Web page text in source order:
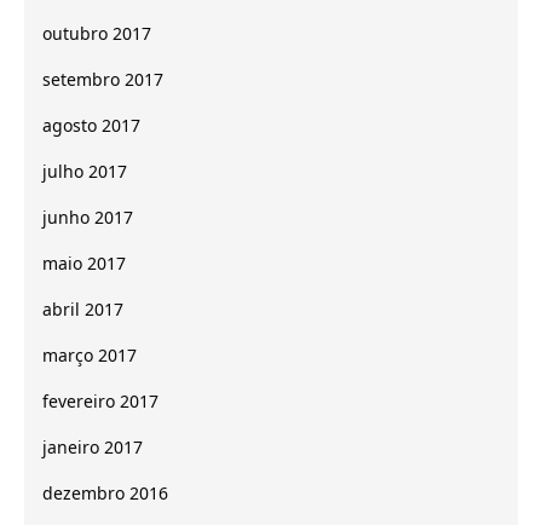
outubro 2017
setembro 2017
agosto 2017
julho 2017
junho 2017
maio 2017
abril 2017
março 2017
fevereiro 2017
janeiro 2017
dezembro 2016